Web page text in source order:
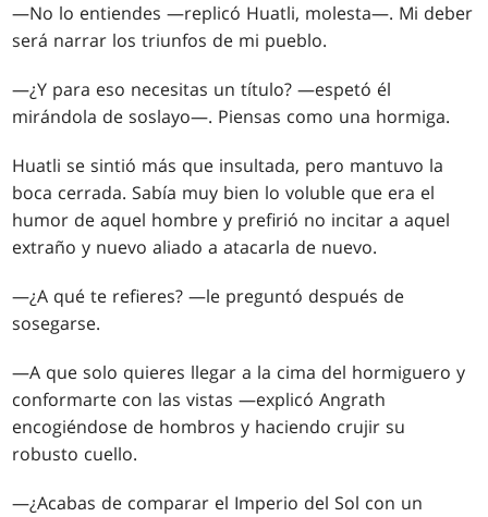
—No lo entiendes —replicó Huatli, molesta—. Mi deber
será narrar los triunfos de mi pueblo.
—¿Y para eso necesitas un título? —espetó él
mirándola de soslayo—. Piensas como una hormiga.
Huatli se sintió más que insultada, pero mantuvo la
boca cerrada. Sabía muy bien lo voluble que era el
humor de aquel hombre y prefirió no incitar a aquel
extraño y nuevo aliado a atacarla de nuevo.
—¿A qué te refieres? —le preguntó después de
sosegarse.
—A que solo quieres llegar a la cima del hormiguero y
conformarte con las vistas —explicó Angrath
encogiéndose de hombros y haciendo crujir su
robusto cuello.
—¿Acabas de comparar el Imperio del Sol con un